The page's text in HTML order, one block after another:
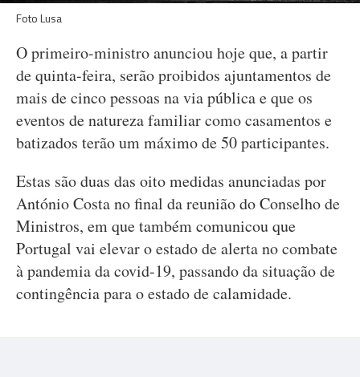
Foto Lusa
O primeiro-ministro anunciou hoje que, a partir
de quinta-feira, serão proibidos ajuntamentos de
mais de cinco pessoas na via pública e que os
eventos de natureza familiar como casamentos e
batizados terão um máximo de 50 participantes.
Estas são duas das oito medidas anunciadas por
António Costa no final da reunião do Conselho de
Ministros, em que também comunicou que
Portugal vai elevar o estado de alerta no combate
à pandemia da covid-19, passando da situação de
contingência para o estado de calamidade.